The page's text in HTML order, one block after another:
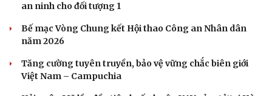
an ninh cho đối tượng 1
Bế mạc Vòng Chung kết Hội thao Công an Nhân dân
năm 2026
Tăng cường tuyên truyền, bảo vệ vững chắc biên giới
Việt Nam – Campuchia